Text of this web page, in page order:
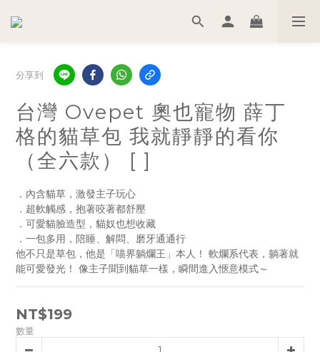
分享到
台灣 Ovepet 奧也寵物 薛丁
格的貓草包 我就靜靜的看你
（全六款） [ ]
．內含貓草，激發主子玩心
．超軟觸感，抱著咬著都舒壓
．可愛貓臉造型，貓奴也想收藏
．一包多用，陪睡、解悶、磨牙通通行
他不只是草包，他是「喵界躺爛王」本人！ 軟爛系代表，躺著就
能可愛發光！ 像主子聞到貓草一樣，瞬間進入愜意模式～
NT$199
數量